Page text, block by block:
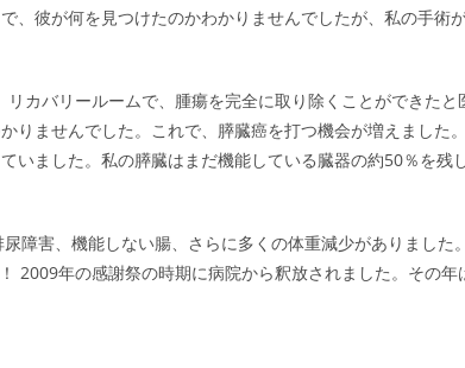
、彼が何を見つけたのかわかりませんでしたが、私の手術
カバリールームで、腫瘍を完全に取り除くことができたと
ませんでした。これで、膵臓癌を打つ機会が増えました。
いました。私の膵臓はまだ機能している臓器の約50％を残
障害、機能しない腸、さらに多くの体重減少がありました。
2009年の感謝祭の時期に病院から釈放されました。その年